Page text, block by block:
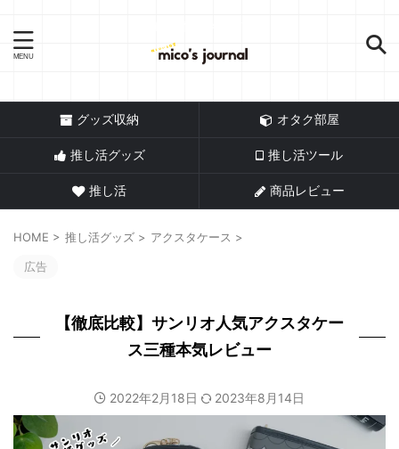
グッズ収納 オタク部屋
推し活グッズ 推し活ツール
推し活 商品レビュー
HOME > 推し活グッズ > アクスタケース >
広告
【徹底比較】サンリオ人気アクスタケー
ス三種本気レビュー
2022年2月18日 2023年8月14日